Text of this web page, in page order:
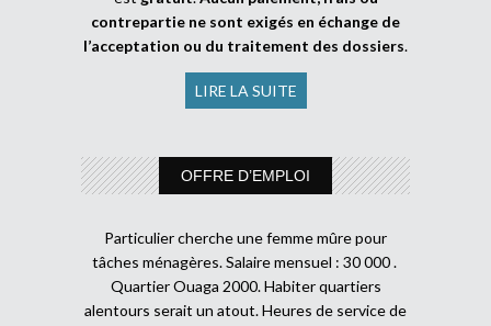
contrepartie ne sont exigés en échange de
l’acceptation ou du traitement des dossiers.
LIRE LA SUITE
OFFRE D’EMPLOI
Particulier cherche une femme mûre pour
tâches ménagères. Salaire mensuel : 30 000 .
Quartier Ouaga 2000. Habiter quartiers
alentours serait un atout. Heures de service de